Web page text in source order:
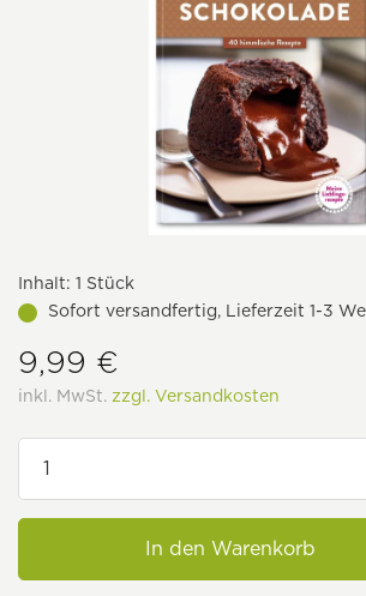
Inhalt: 1 Stück
Sofort versandfertig, Lieferzeit 1-3
9,99 €
inkl. MwSt. zzgl. Versandkosten
In den Warenkorb